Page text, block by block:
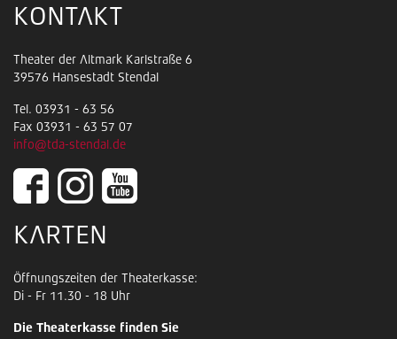
KONTAKT
Theater der Altmark Karlstraße 6
39576 Hansestadt Stendal
Tel. 03931 - 63 56
Fax 03931 - 63 57 07
info@tda-stendal.de
KARTEN
Öffnungszeiten der Theaterkasse:
Di - Fr 11.30 - 18 Uhr
Die Theaterkasse finden Sie